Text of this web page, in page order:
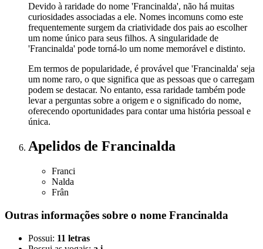
Devido à raridade do nome 'Francinalda', não há muitas
curiosidades associadas a ele. Nomes incomuns como este
frequentemente surgem da criatividade dos pais ao escolher
um nome único para seus filhos. A singularidade de
'Francinalda' pode torná-lo um nome memorável e distinto.
Em termos de popularidade, é provável que 'Francinalda' seja
um nome raro, o que significa que as pessoas que o carregam
podem se destacar. No entanto, essa raridade também pode
levar a perguntas sobre a origem e o significado do nome,
oferecendo oportunidades para contar uma história pessoal e
única.
Apelidos de Francinalda
Franci
Nalda
Frân
Outras informações sobre o nome Francinalda
Possui: 11 letras